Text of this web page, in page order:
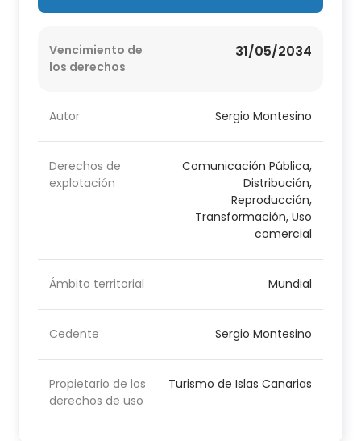
Vencimiento de
los derechos
31/05/2034
Autor Sergio Montesino
Derechos de
explotación
Comunicación Pública,
Distribución,
Reproducción,
Transformación, Uso
comercial
Ámbito territorial Mundial
Cedente Sergio Montesino
Propietario de los
derechos de uso
Turismo de Islas Canarias